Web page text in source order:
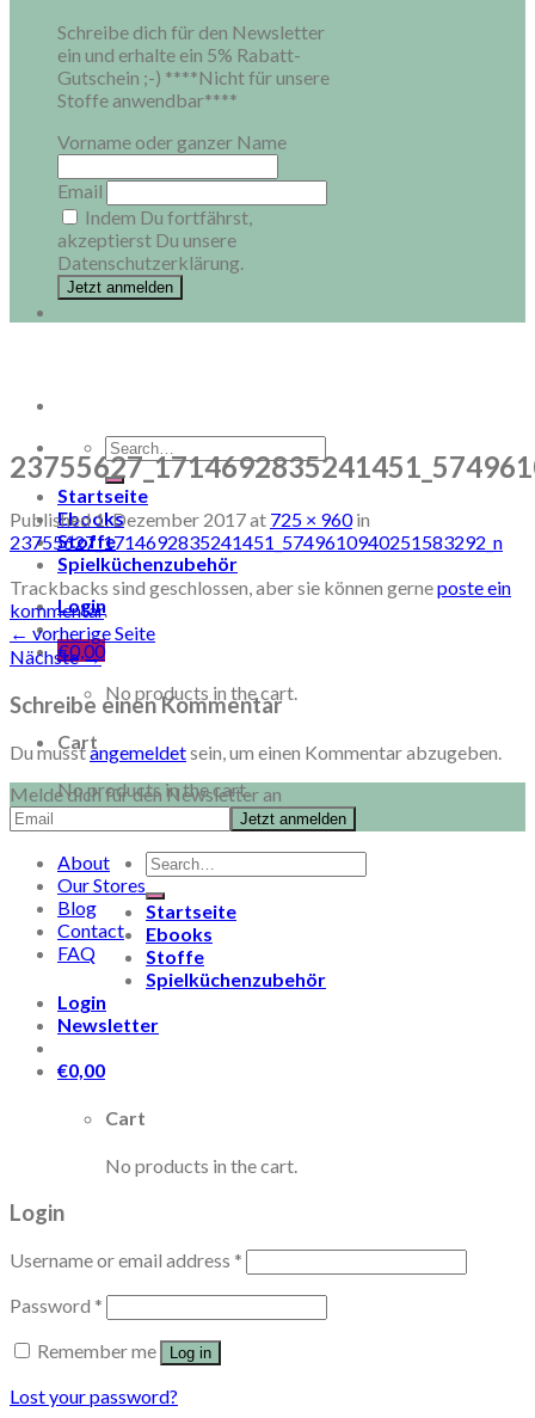
Schreibe dich für den Newsletter
ein und erhalte ein 5% Rabatt-
Gutschein ;-) ****Nicht für unsere
Stoffe anwendbar****
Vorname oder ganzer Name
Email
Indem Du fortfährst,
akzeptierst Du unsere
Datenschutzerklärung.
Search
for:
Startseite
Ebooks
Stoffe
Spielküchenzubehör
Login
€0,00
No products in the cart.
Cart
No products in the cart.
Published1. Dezember 2017at 725 × 960in
23755627_1714692835241451_5749610940251583292_n
Trackbacks sind geschlossen, aber sie können gerneposte ein
kommentar.
← vorherige Seite
Nächste→
Schreibe einen Kommentar
Du musstangemeldetsein, um einen Kommentar abzugeben.
Melde dich für den Newsletter an
About
Our Stores
Blog
Contact
FAQ
Search
for:
Startseite
Ebooks
Stoffe
Spielküchenzubehör
Login
Newsletter
€0,00
Cart
No products in the cart.
Login
Username or email address *
Password *
Remember me
Log in
Lost your password?